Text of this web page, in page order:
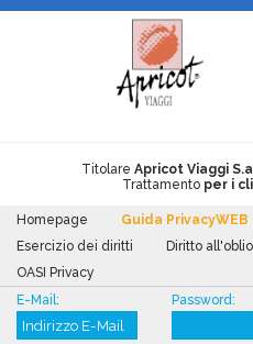
Titolare Apricot Viaggi
Trattamento per i
Homepage Guida PrivacyWEB
Esercizio dei diritti
Diritto all'oblio
OASI Privacy
E-Mail:
Password: